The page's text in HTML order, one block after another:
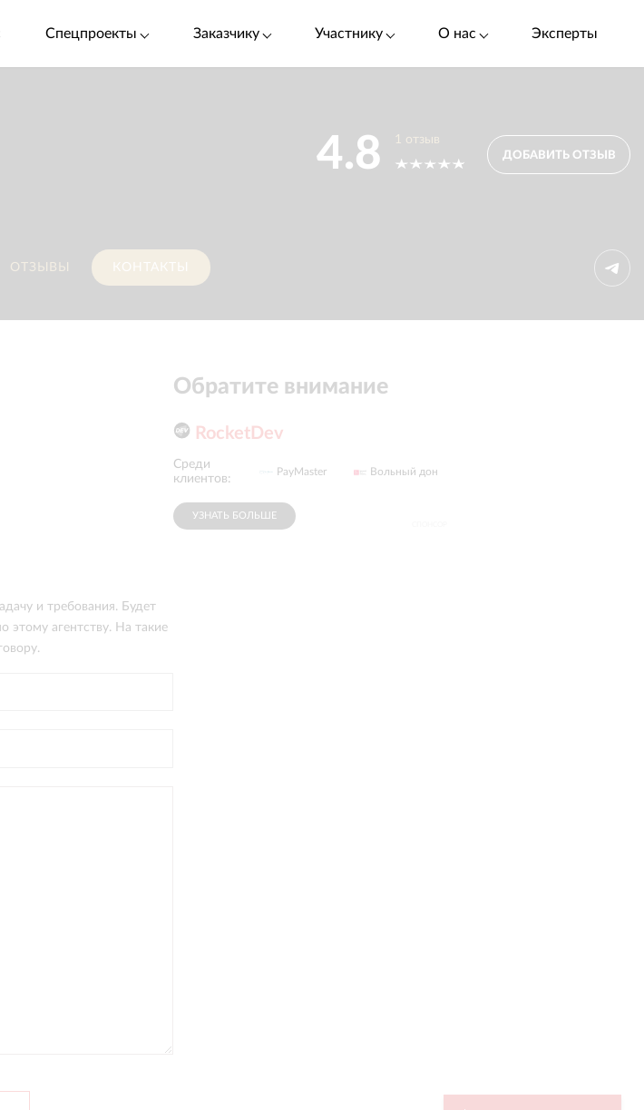
Спецпроекты Заказчику Участнику О нас Эксперты
4.8 1 отзыв
ДОБАВИТЬ ОТЗЫВ
ОТЗЫВЫ КОНТАКТЫ
Обратите внимание
RocketDev
Среди
клиентов:
PayMaster Вольный дон RUNATEX
УЗНАТЬ БОЛЬШЕ
и требования. Будет
этому агентству. На такие